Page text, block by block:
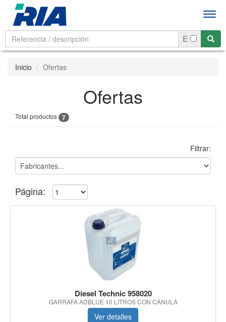
E
Inicio Ofertas
Ofertas
Total productos 7
Filtrar:
Página:
Diesel Technic 958020
GARRAFA ADBLUE 10 LITROS CON CANULA
Ver detalles